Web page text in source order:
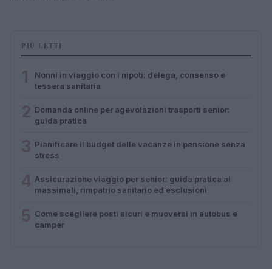
PIÙ LETTI
Nonni in viaggio con i nipoti: delega, consenso e
tessera sanitaria
Domanda online per agevolazioni trasporti senior:
guida pratica
Pianificare il budget delle vacanze in pensione senza
stress
Assicurazione viaggio per senior: guida pratica ai
massimali, rimpatrio sanitario ed esclusioni
Come scegliere posti sicuri e muoversi in autobus e
camper